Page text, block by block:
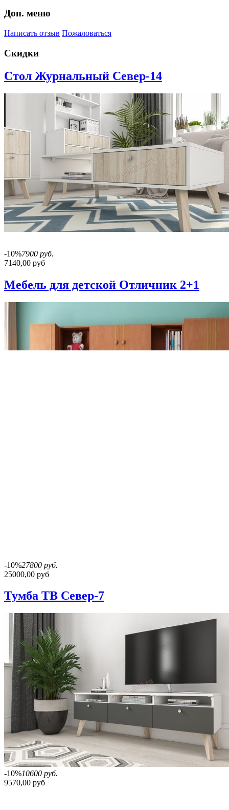
Доп. меню
Написать отзыв Пожаловаться
Скидки
Стол Журнальный Север-14
-10%7900 руб.
7140,00 руб
Мебель для детской Отличник 2+1
-10%27800 руб.
25000,00 руб
Тумба ТВ Север-7
-10%10600 руб.
9570,00 руб